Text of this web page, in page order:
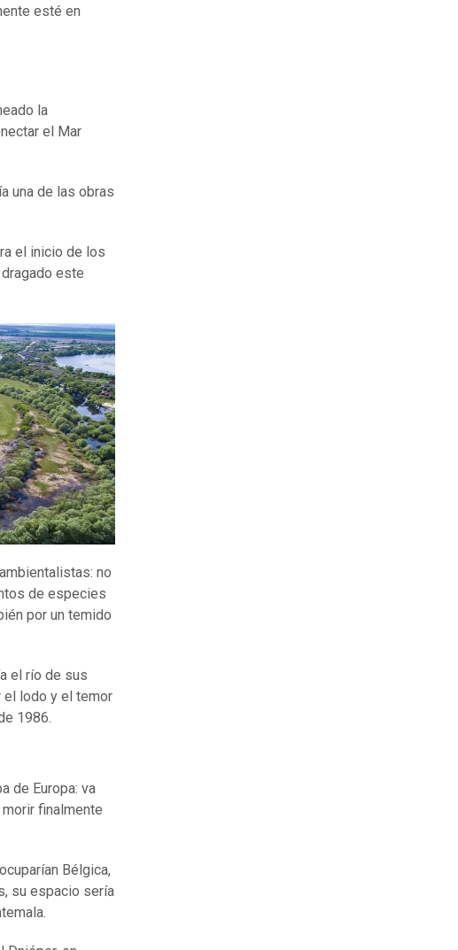
esté en
la
el Mar
una de las obras
el inicio de los
este
no
de especies
por un temido
el río de sus
el lodo y el temor
1986.
de Europa: va
finalmente
Bélgica,
su espacio sería